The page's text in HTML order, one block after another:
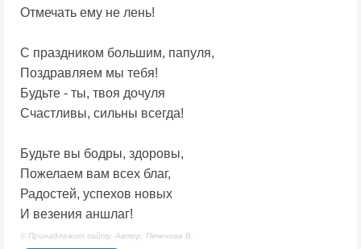
Отмечать ему не лень!
С праздником большим, папуля,
Поздравляем мы тебя!
Будьте - ты, твоя дочуля
Счастливы, сильны всегда!
Будьте вы бодры, здоровы,
Пожелаем вам всех благ,
Радостей, успехов новых
И везения аншлаг!
© Принадлежит сайту. Автор: Печенова В.